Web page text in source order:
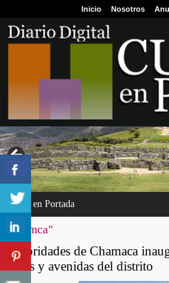
Inicio Nosotros
Cusco en Portada
"chamca"
Autoridades de Chamaca
calles y avenidas del distrito